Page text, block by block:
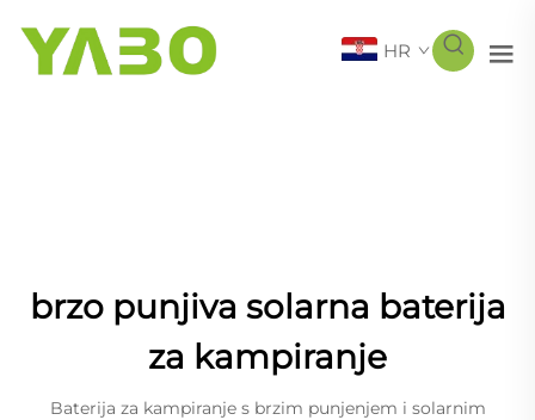
HR
brzo punjiva solarna baterija
za kampiranje
Baterija za kampiranje s brzim punjenjem i solarnim